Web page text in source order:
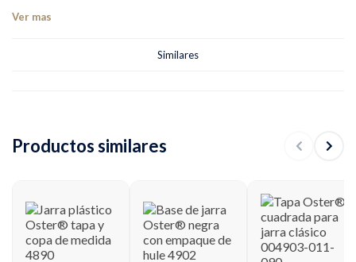
Ver mas
Similares
Productos similares